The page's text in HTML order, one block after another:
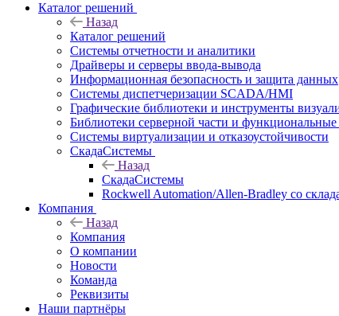
Каталог решений
Назад
Каталог решений
Системы отчетности и аналитики
Драйверы и серверы ввода-вывода
Информационная безопасность и защита данных
Системы диспетчеризации SCADA/HMI
Графические библиотеки и инструменты
Библиотеки серверной части и
Системы виртуализации и отказоустойчивости
СкадаСистемы
Назад
СкадаСистемы
Rockwell Automation/Allen-Bradley со
Компания
Назад
Компания
О компании
Новости
Команда
Реквизиты
Наши партнёры